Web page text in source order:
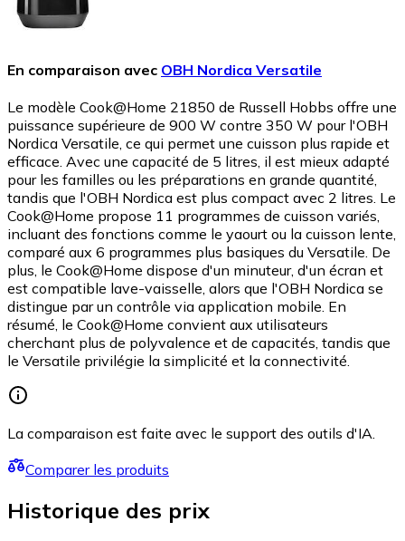
En comparaison avec OBH Nordica Versatile
Le modèle Cook@Home 21850 de Russell Hobbs offre une
puissance supérieure de 900 W contre 350 W pour l'OBH
Nordica Versatile, ce qui permet une cuisson plus rapide et
efficace. Avec une capacité de 5 litres, il est mieux adapté
pour les familles ou les préparations en grande quantité,
tandis que l'OBH Nordica est plus compact avec 2 litres. Le
Cook@Home propose 11 programmes de cuisson variés,
incluant des fonctions comme le yaourt ou la cuisson lente,
comparé aux 6 programmes plus basiques du Versatile. De
plus, le Cook@Home dispose d'un minuteur, d'un écran et
est compatible lave-vaisselle, alors que l'OBH Nordica se
distingue par un contrôle via application mobile. En
résumé, le Cook@Home convient aux utilisateurs
cherchant plus de polyvalence et de capacités, tandis que
le Versatile privilégie la simplicité et la connectivité.
La comparaison est faite avec le support des outils d'IA.
Comparer les produits
Historique des prix